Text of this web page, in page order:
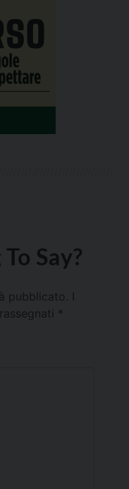
Say?
pubblicato.
*